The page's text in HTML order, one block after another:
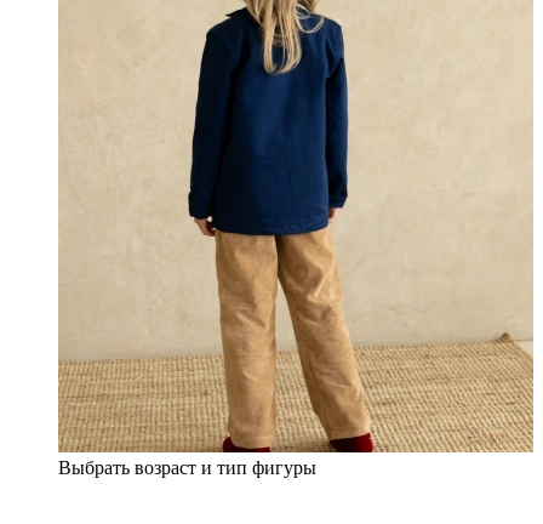
Выбрать возраст и тип фигуры